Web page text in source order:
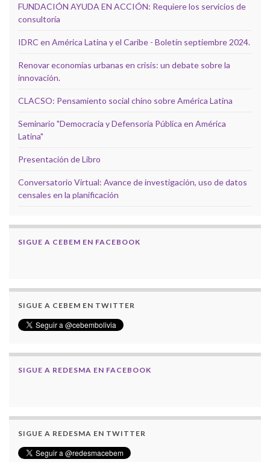
FUNDACIÓN AYUDA EN ACCIÓN: Requiere los servicios de
consultoría
IDRC en América Latina y el Caribe - Boletín septiembre 2024.
Renovar economías urbanas en crisis: un debate sobre la
innovación.
CLACSO: Pensamiento social chino sobre América Latina
Seminario "Democracia y Defensoría Pública en América
Latina"
Presentación de Libro
Conversatorio Virtual: Avance de investigación, uso de datos
censales en la planificación
SIGUE A CEBEM EN FACEBOOK
SIGUE A CEBEM EN TWITTER
SIGUE A REDESMA EN FACEBOOK
SIGUE A REDESMA EN TWITTER